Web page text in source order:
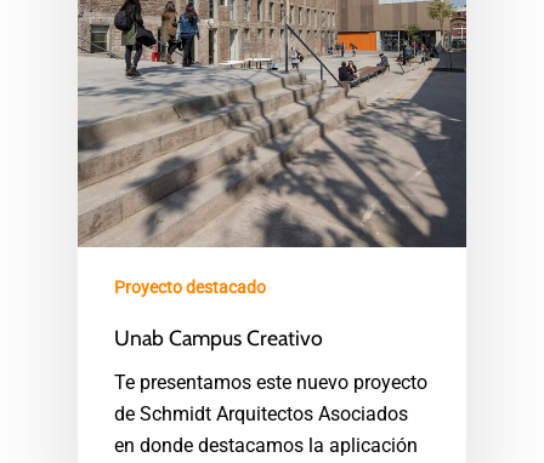
Proyecto destacado
Unab Campus Creativo
Te presentamos este nuevo proyecto
de Schmidt Arquitectos Asociados
en donde destacamos la aplicación